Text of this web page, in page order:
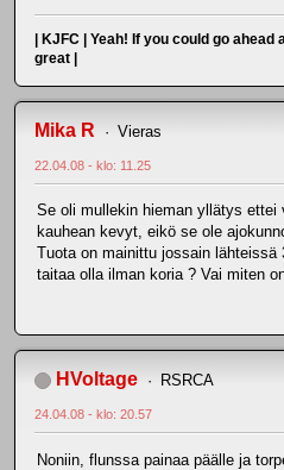
| KJFC | Yeah! If you could go ahead
great |
Mika R Vieras
22.04.08 - klo: 11.25
Se oli mullekin hieman yllätys ettei
kauhean kevyt, eikö se ole
Tuota on mainittu jossain lähteissä
taitaa olla ilman koria ? Vai miten
HVoltage RSRCA
24.04.08 - klo: 20.57
Noniin, flunssa painaa päälle ja